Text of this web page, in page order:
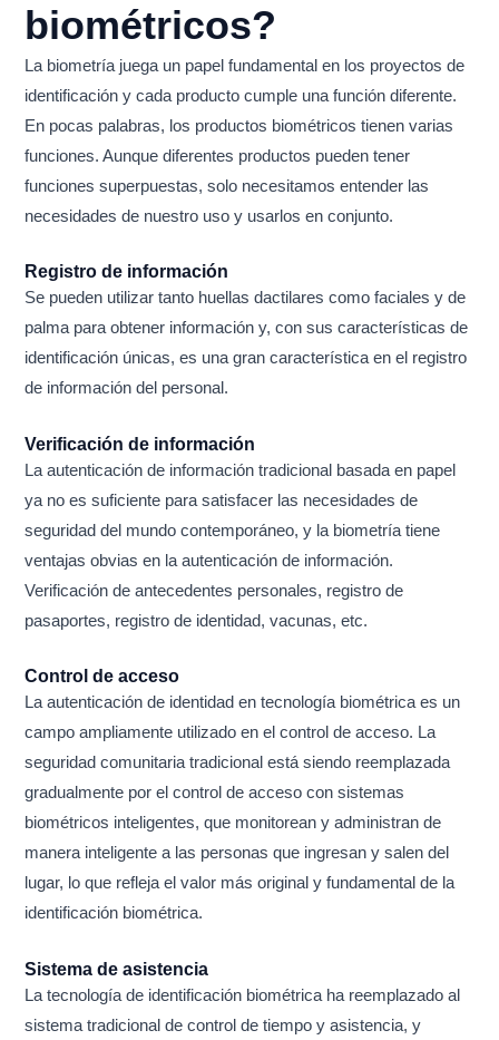
biométricos?
La biometría juega un papel fundamental en los proyectos de
identificación y cada producto cumple una función diferente.
En pocas palabras, los productos biométricos tienen varias
funciones. Aunque diferentes productos pueden tener
funciones superpuestas, solo necesitamos entender las
necesidades de nuestro uso y usarlos en conjunto.
Registro de información
Se pueden utilizar tanto huellas dactilares como faciales y de
palma para obtener información y, con sus características de
identificación únicas, es una gran característica en el registro
de información del personal.
Verificación de información
La autenticación de información tradicional basada en papel
ya no es suficiente para satisfacer las necesidades de
seguridad del mundo contemporáneo, y la biometría tiene
ventajas obvias en la autenticación de información.
Verificación de antecedentes personales, registro de
pasaportes, registro de identidad, vacunas, etc.
Control de acceso
La autenticación de identidad en tecnología biométrica es un
campo ampliamente utilizado en el control de acceso. La
seguridad comunitaria tradicional está siendo reemplazada
gradualmente por el control de acceso con sistemas
biométricos inteligentes, que monitorean y administran de
manera inteligente a las personas que ingresan y salen del
lugar, lo que refleja el valor más original y fundamental de la
identificación biométrica.
Sistema de asistencia
La tecnología de identificación biométrica ha reemplazado al
sistema tradicional de control de tiempo y asistencia, y